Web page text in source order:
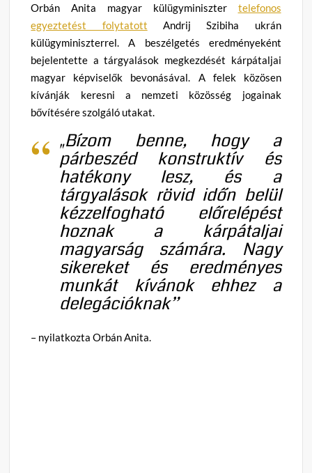
Orbán Anita magyar külügyminiszter telefonos
egyeztetést folytatott Andrij Szibiha ukrán
külügyminiszterrel.A beszélgetés eredményeként
bejelentette a tárgyalások megkezdését kárpátaljai
magyar képviselők bevonásával. A felek közösen
kívánják keresni a nemzeti közösség jogainak
bővítésére szolgáló utakat.
„Bízom benne, hogy a
párbeszéd konstruktív és
hatékony lesz, és a
tárgyalások rövid időn belül
kézzelfogható előrelépést
hoznak a kárpátaljai
magyarság számára. Nagy
sikereket és eredményes
munkát kívánok ehhez a
delegációknak”
– nyilatkozta Orbán Anita.